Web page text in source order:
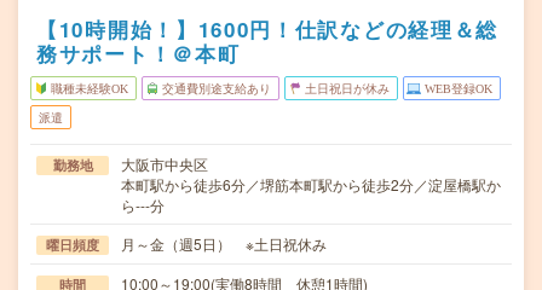
【10時開始！】1600円！仕訳などの経理＆総
務サポート！＠本町
職種未経験OK 交通費別途支給あり 土日祝日が休み WEB登録OK
派遣
勤務地
大阪市中央区
本町駅から徒歩6分／堺筋本町駅から徒歩2分／淀屋橋駅か
ら---分
曜日頻度 月～金（週5日） ※土日祝休み
時間 10:00～19:00(実働8時間 休憩1時間)